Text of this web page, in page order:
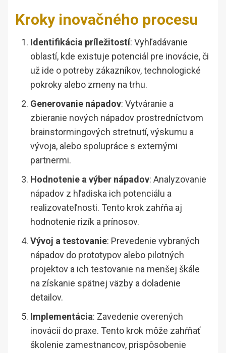
Kroky inovačného procesu
Identifikácia príležitostí: Vyhľadávanie
oblastí, kde existuje potenciál pre inovácie, či
už ide o potreby zákazníkov, technologické
pokroky alebo zmeny na trhu.
Generovanie nápadov: Vytváranie a
zbieranie nových nápadov prostredníctvom
brainstormingových stretnutí, výskumu a
vývoja, alebo spolupráce s externými
partnermi.
Hodnotenie a výber nápadov: Analyzovanie
nápadov z hľadiska ich potenciálu a
realizovateľnosti. Tento krok zahŕňa aj
hodnotenie rizík a prínosov.
Vývoj a testovanie: Prevedenie vybraných
nápadov do prototypov alebo pilotných
projektov a ich testovanie na menšej škále
na získanie spätnej väzby a doladenie
detailov.
Implementácia: Zavedenie overených
inovácií do praxe. Tento krok môže zahŕňať
školenie zamestnancov, prispôsobenie